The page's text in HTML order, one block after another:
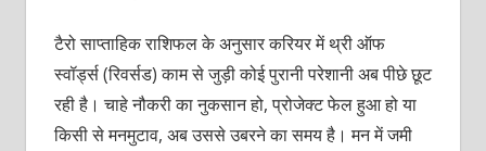
टैरो साप्ताहिक राशिफल के अनुसार करियर में थ्री ऑफ
स्वॉर्ड्स (रिवर्सड) काम से जुड़ी कोई पुरानी परेशानी अब पीछे छूट
रही है। चाहे नौकरी का नुकसान हो, प्रोजेक्ट फेल हुआ हो या
किसी से मनमुटाव, अब उससे उबरने का समय है। मन में जमी